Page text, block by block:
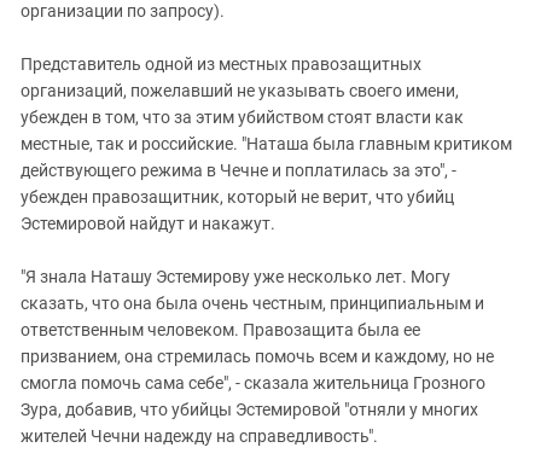
организации по запросу).
Представитель одной из местных правозащитных
организаций, пожелавший не указывать своего имени,
убежден в том, что за этим убийством стоят власти как
местные, так и российские. "Наташа была главным критиком
действующего режима в Чечне и поплатилась за это", -
убежден правозащитник, который не верит, что убийц
Эстемировой найдут и накажут.
"Я знала Наташу Эстемирову уже несколько лет. Могу
сказать, что она была очень честным, принципиальным и
ответственным человеком. Правозащита была ее
призванием, она стремилась помочь всем и каждому, но не
смогла помочь сама себе", - сказала жительница Грозного
Зура, добавив, что убийцы Эстемировой "отняли у многих
жителей Чечни надежду на справедливость".